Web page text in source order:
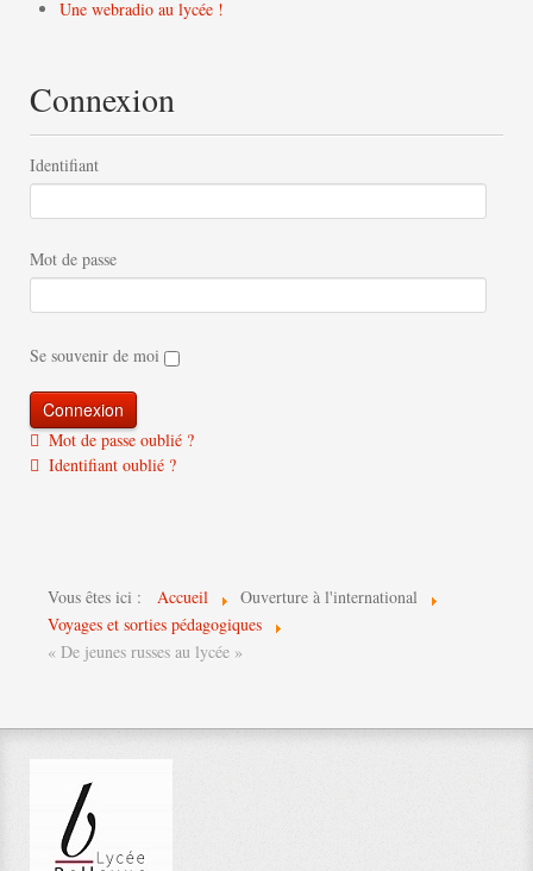
Une webradio au lycée !
Connexion
Identifiant
Mot de passe
Se souvenir de moi
Mot de passe oublié ?
Identifiant oublié ?
Vous êtes ici : Accueil
Ouverture à l'international
Voyages et sorties pédagogiques
« De jeunes russes au lycée »